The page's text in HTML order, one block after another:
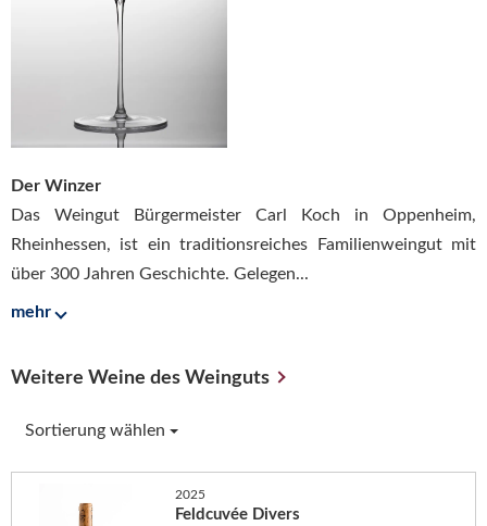
Der Winzer
Das Weingut Bürgermeister Carl Koch in Oppenheim,
Rheinhessen, ist ein traditionsreiches Familienweingut mit
über 300 Jahren Geschichte. Gelegen...
mehr
Weitere Weine des Weinguts
Sortierung wählen
2025
Feldcuvée Divers